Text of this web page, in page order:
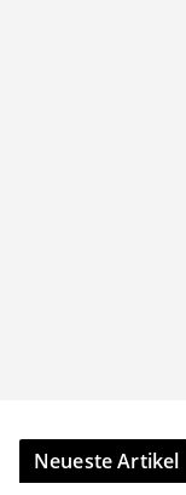
Neueste Artikel